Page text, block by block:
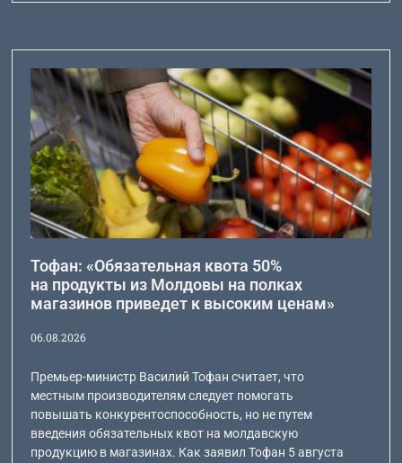
Тофан: «Обязательная квота 50%
на продукты из Молдовы на полках
магазинов приведет к высоким ценам»
06.08.2026
Премьер-министр Василий Тофан считает, что
местным производителям следует помогать
повышать конкурентоспособность, но не путем
введения обязательных квот на молдавскую
продукцию в магазинах. Как заявил Тофан 5 августа